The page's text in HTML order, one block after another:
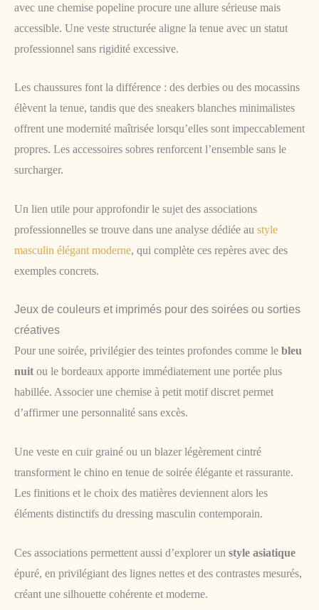
avec une chemise popeline procure une allure sérieuse mais
accessible. Une veste structurée aligne la tenue avec un statut
professionnel sans rigidité excessive.
Les chaussures font la différence : des derbies ou des mocassins
élèvent la tenue, tandis que des sneakers blanches minimalistes
offrent une modernité maîtrisée lorsqu’elles sont impeccablement
propres. Les accessoires sobres renforcent l’ensemble sans le
surcharger.
Un lien utile pour approfondir le sujet des associations
professionnelles se trouve dans une analyse dédiée au style
masculin élégant moderne, qui complète ces repères avec des
exemples concrets.
Jeux de couleurs et imprimés pour des soirées ou sorties
créatives
Pour une soirée, privilégier des teintes profondes comme le bleu
nuit ou le bordeaux apporte immédiatement une portée plus
habillée. Associer une chemise à petit motif discret permet
d’affirmer une personnalité sans excès.
Une veste en cuir grainé ou un blazer légèrement cintré
transforment le chino en tenue de soirée élégante et rassurante.
Les finitions et le choix des matières deviennent alors les
éléments distinctifs du dressing masculin contemporain.
Ces associations permettent aussi d’explorer un style asiatique
épuré, en privilégiant des lignes nettes et des contrastes mesurés,
créant une silhouette cohérente et moderne.